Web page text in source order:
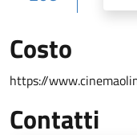
Costo
https://
Contatti